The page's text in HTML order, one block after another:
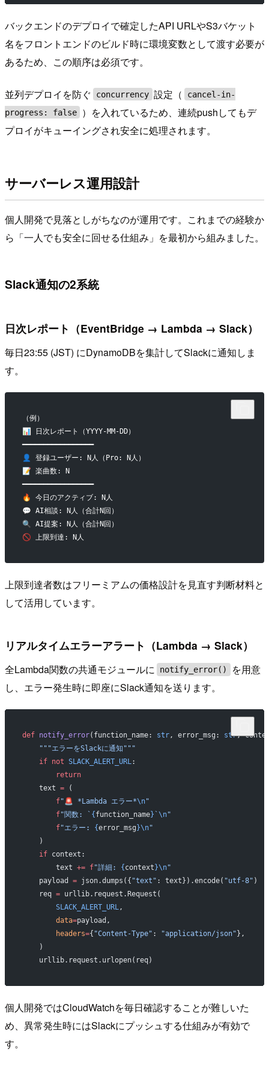
バックエンドのデプロイで確定したAPI URLやS3バケット
名をフロントエンドのビルド時に環境変数として渡す必要が
あるため、この順序は必須です。
並列デプロイを防ぐ concurrency 設定（
cancel-in-
progress: false
）を入れているため、連続pushしてもデ
プロイがキューイングされ安全に処理されます。
サーバーレス運用設計
個人開発で見落としがちなのが運用です。これまでの経験か
ら「一人でも安全に回せる仕組み」を最初から組みました。
Slack通知の2系統
日次レポート（EventBridge → Lambda → Slack）
毎日23:55 (JST) にDynamoDBを集計してSlackに通知しま
す。
（例）
📊 日次レポート（YYYY-MM-DD）
━━━━━━━━━━━━━━━━━
👤 登録ユーザー: N人（Pro: N人）
📝 楽曲数: N
━━━━━━━━━━━━━━━━━
🔥 今日のアクティブ: N人
💬 AI相談: N人（合計N回）
🔍 AI提案: N人（合計N回）
🚫 上限到達: N人
上限到達者数はフリーミアムの価格設計を見直す判断材料と
して活用しています。
リアルタイムエラーアラート（Lambda → Slack）
全Lambda関数の共通モジュールに notify_error()
を用意
し、エラー発生時に即座にSlack通知を送ります。
def notify_error(function_name: str, error_msg: str,
    """エラーをSlackに通知"""
    if
not SLACK_ALERT_URL :
        return
    text
= (
        f
"🚨 *Lambda エラー*\n"
        f
"関数: ` {function_name} ` \n"
        f
"エラー: {error_msg}\n"
    )
    if
context:
        text
+= f"詳細: {context}\n"
    payload
= json.dumps({ "text" : text}).encode( "utf-8" )
    req
= urllib.request.Request(
        SLACK_ALERT_URL
,
        data
=payload,
        headers
={ "Content-Type" : "application/json"},
    )
    urllib.request.urlopen(req)
個人開発ではCloudWatchを毎日確認することが難しいた
め、異常発生時にはSlackにプッシュする仕組みが有効で
す。